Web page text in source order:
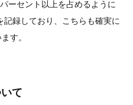
ーセント以上を占めるように
録しており、こちらも確実に
す。
て